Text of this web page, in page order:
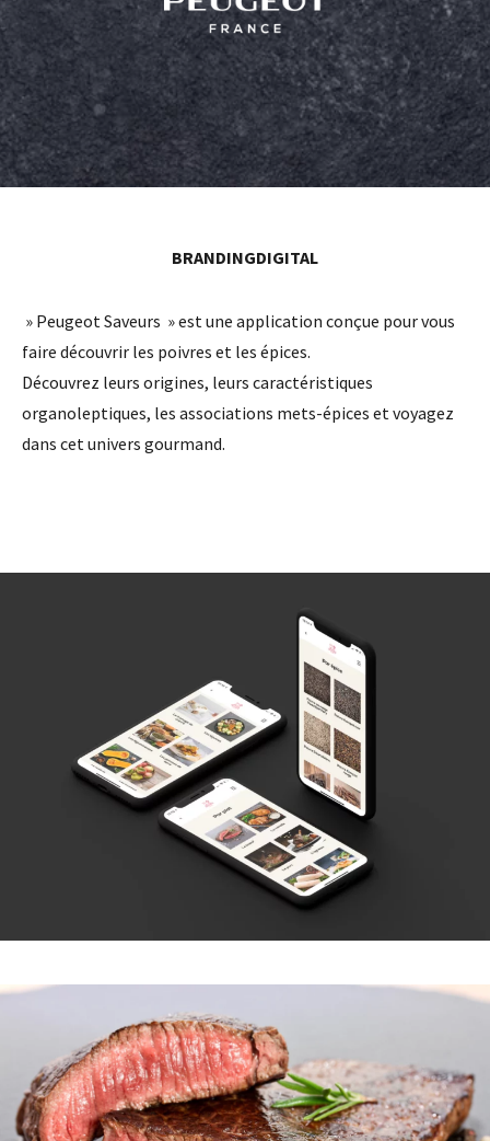
BRANDINGDIGITAL
» Peugeot Saveurs » est une application conçue pour vous
faire découvrir les poivres et les épices.
Découvrez leurs origines, leurs caractéristiques
organoleptiques, les associations mets-épices et voyagez
dans cet univers gourmand.